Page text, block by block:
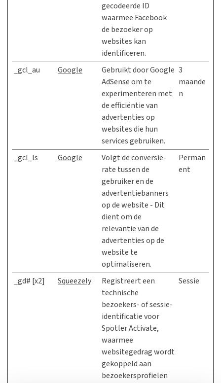
gecodeerde ID
waarmee Facebook
de bezoeker op
websites kan
identificeren.
_gcl_au Google
Gebruikt door Google
AdSense om te
experimenteren met
de efficiëntie van
advertenties op
websites die hun
services gebruiken.
3
maande
n
_gcl_ls Google
Volgt de conversie-
rate tussen de
gebruiker en de
advertentiebanners
op de website - Dit
dient om de
relevantie van de
advertenties op de
website te
optimaliseren.
Perman
ent
_gd# [x2] Squeezely
Registreert een
technische
bezoekers- of sessie-
identificatie voor
Spotler Activate,
waarmee
websitegedrag wordt
gekoppeld aan
bezoekersprofielen
Sessie